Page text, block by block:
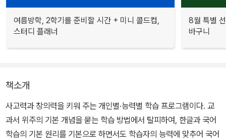
여름방학, 2학기를 준비할 시간 + 미니 콜드컵,
스터디 플래너
8월 특별
바구니
책소개
사고력과 창의력을 키워 주는 개인별·능력별 학습 프로그램이다. 교
과서 위주의 기본 개념을 묻는 학습 방법에서 탈피하여, 한글과 국어
학습의 기본 원리를 기본으로 하면서도 학습자의 능력에 맞추어 국어